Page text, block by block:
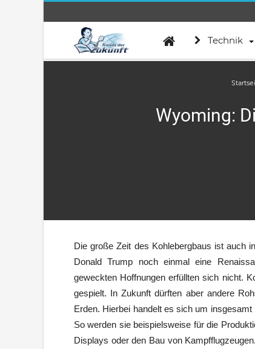
Technik
Wyoming:
Die große Zeit des Kohlebergbaus ist auch
Donald Trump noch einmal eine
geweckten Hoffnungen erfüllten sich nicht.
gespielt. In Zukunft dürften aber andere
Erden. Hierbei handelt es sich um
So werden sie beispielsweise für die
Displays oder den Bau von